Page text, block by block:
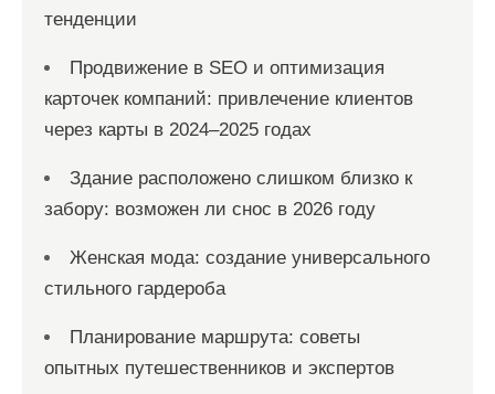
тенденции
Продвижение в SEO и оптимизация
карточек компаний: привлечение клиентов
через карты в 2024–2025 годах
Здание расположено слишком близко к
забору: возможен ли снос в 2026 году
Женская мода: создание универсального
стильного гардероба
Планирование маршрута: советы
опытных путешественников и экспертов